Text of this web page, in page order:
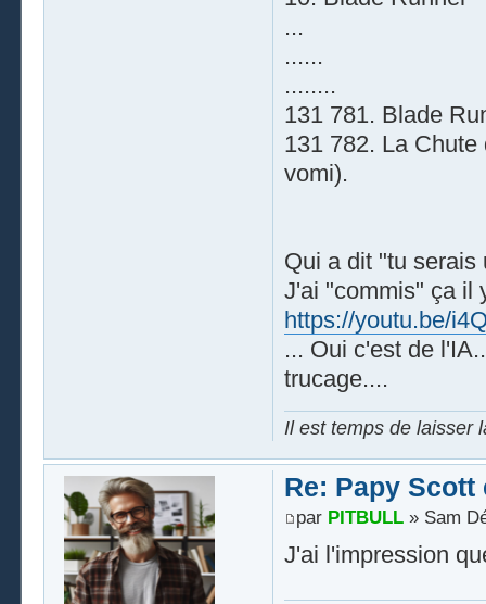
...
......
........
131 781. Blade
131 782. La
vomi).
Qui a dit "tu serais
J'ai "commis" ça il
https://youtu.be/
... Oui c'est de
trucage....
Il est temps de laisser
Re: Papy Scott
par PITBULL» Sam
J'ai l'impression